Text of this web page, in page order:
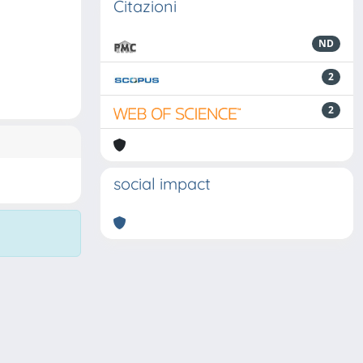
Citazioni
ND
2
2
social impact